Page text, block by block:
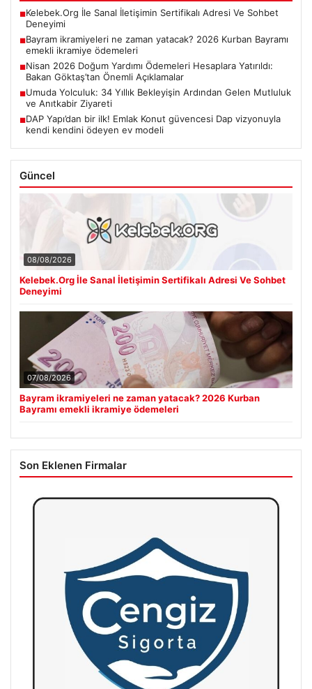
■Kelebek.Org İle Sanal İletişimin Sertifikalı Adresi Ve Sohbet
Deneyimi
■Bayram ikramiyeleri ne zaman yatacak? 2026 Kurban Bayramı
emekli ikramiye ödemeleri
■Nisan 2026 Doğum Yardımı Ödemeleri Hesaplara Yatırıldı:
Bakan Göktaş’tan Önemli Açıklamalar
■Umuda Yolculuk: 34 Yıllık Bekleyişin Ardından Gelen Mutluluk
ve Anıtkabir Ziyareti
■DAP Yapı’dan bir ilk! Emlak Konut güvencesi Dap vizyonuyla
kendi kendini ödeyen ev modeli
Güncel
08/08/2026
Kelebek.Org İle Sanal İletişimin Sertifikalı Adresi Ve Sohbet
Deneyimi
07/08/2026
Bayram ikramiyeleri ne zaman yatacak? 2026 Kurban
Bayramı emekli ikramiye ödemeleri
Son Eklenen Firmalar